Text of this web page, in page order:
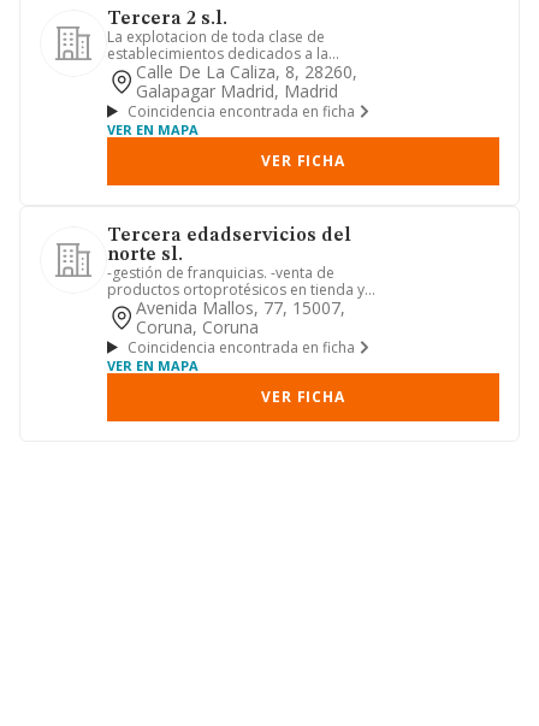
Tercera 2 s.l.
La explotacion de toda clase de
establecimientos dedicados a la
asistencia y residencia de personas...
Calle De La Caliza, 8, 28260,
Galapagar Madrid, Madrid
Coincidencia encontrada en ficha
VER EN MAPA
VER FICHA
Tercera edadservicios del
norte sl.
-gestión de franquicias. -venta de
productos ortoprotésicos en tienda y
online. -servicios asistenc...
Avenida Mallos, 77, 15007,
Coruna, Coruna
Coincidencia encontrada en ficha
VER EN MAPA
VER FICHA